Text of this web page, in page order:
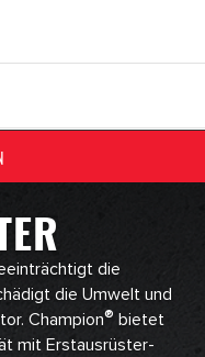
die
die Umwelt und
Champion® bietet
mit Erstausrüster-